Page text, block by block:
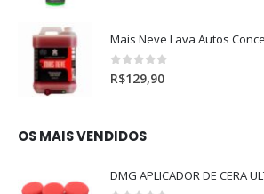
0 out of 5
R$129,90
OS MAIS VENDIDOS